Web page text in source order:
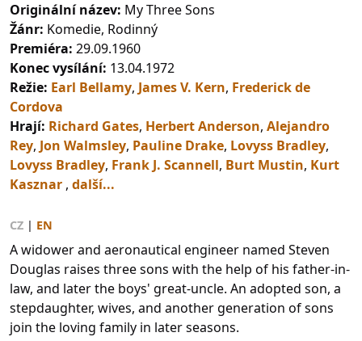
Originální název: My Three Sons
Žánr: Komedie, Rodinný
Premiéra: 29.09.1960
Konec vysílání: 13.04.1972
Režie: Earl Bellamy, James V. Kern, Frederick de
Cordova
Hrají: Richard Gates, Herbert Anderson, Alejandro
Rey, Jon Walmsley, Pauline Drake, Lovyss Bradley,
Lovyss Bradley, Frank J. Scannell, Burt Mustin, Kurt
Kasznar , další...
CZ | EN
A widower and aeronautical engineer named Steven
Douglas raises three sons with the help of his father-in-
law, and later the boys' great-uncle. An adopted son, a
stepdaughter, wives, and another generation of sons
join the loving family in later seasons.